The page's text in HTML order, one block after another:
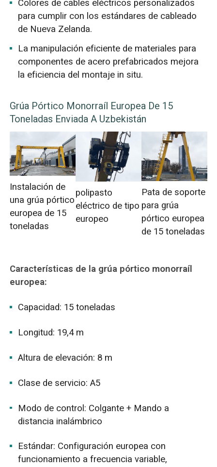
Colores de cables eléctricos personalizados
para cumplir con los estándares de cableado
de Nueva Zelanda.
La manipulación eficiente de materiales para
componentes de acero prefabricados mejora
la eficiencia del montaje in situ.
Grúa Pórtico Monorraíl Europea De 15
Toneladas Enviada A Uzbekistán
Instalación de
una grúa pórtico
europea de 15
toneladas
polipasto
eléctrico de tipo
europeo
Pata de soporte
para grúa
pórtico europea
de 15 toneladas
Características de la grúa pórtico monorraíl
europea:
Capacidad: 15 toneladas
Longitud: 19,4 m
Altura de elevación: 8 m
Clase de servicio: A5
Modo de control: Colgante + Mando a
distancia inalámbrico
Estándar: Configuración europea con
funcionamiento a frecuencia variable,